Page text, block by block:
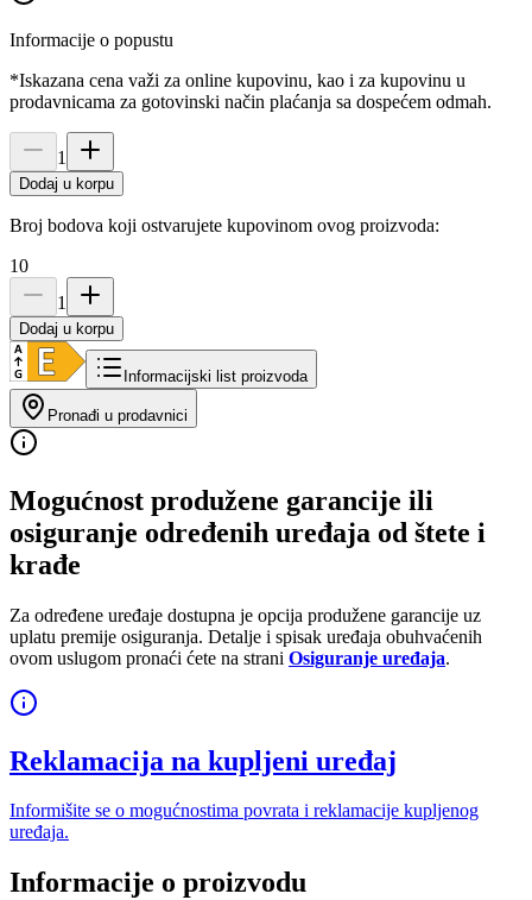
Informacije o popustu
*Iskazana cena važi za online kupovinu, kao i za kupovinu u
prodavnicama za gotovinski način plaćanja sa dospećem odmah.
1
Dodaj u korpu
Broj bodova koji ostvarujete kupovinom ovog proizvoda:
10
1
Dodaj u korpu
Informacijski list proizvoda
Pronađi u prodavnici
Mogućnost produžene garancije ili
osiguranje određenih uređaja od štete i
krađe
Za određene uređaje dostupna je opcija produžene garancije uz
uplatu premije osiguranja. Detalje i spisak uređaja obuhvaćenih
ovom uslugom pronaći ćete na strani Osiguranje uređaja.
Reklamacija na kupljeni uređaj
Informišite se o mogućnostima povrata i reklamacije kupljenog
uređaja.
Informacije o proizvodu